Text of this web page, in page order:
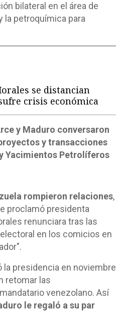
bilateral en el área de
la petroquímica para
se distancian
crisis económica
y Maduro conversaron
y transacciones
Yacimientos Petrolíferos
rompieron relaciones,
proclamó presidenta
renunciara tras las
en los comicios en
la presidencia en noviembre
retomar las
venezolano. Así
le regaló a su par